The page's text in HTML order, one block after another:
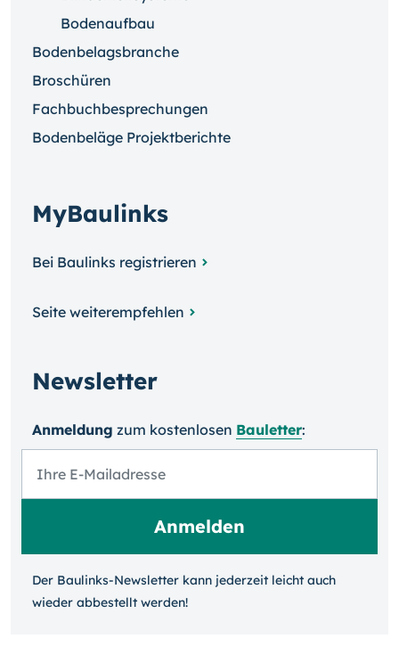
Bodenaufbau
Bodenbelagsbranche
Broschüren
Fachbuchbesprechungen
Bodenbeläge Projektberichte
MyBaulinks
Bei Baulinks registrieren
Seite weiterempfehlen
Newsletter
Anmeldung zum kosten­losen Bauletter:
Der Baulinks-Newsletter kann jeder­zeit leicht auch
wieder ab­bestellt werden!